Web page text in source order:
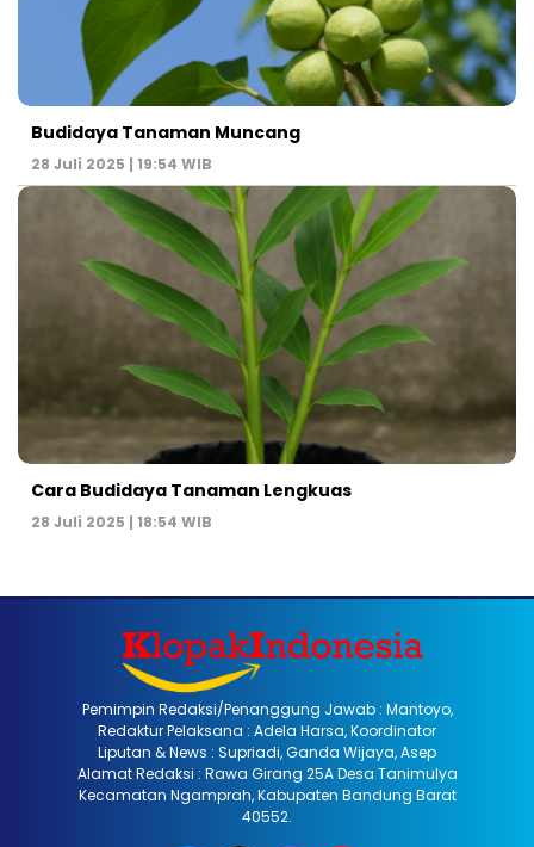
Budidaya Tanaman Muncang
28 Juli 2025 | 19:54 WIB
Cara Budidaya Tanaman Lengkuas
28 Juli 2025 | 18:54 WIB
Pemimpin Redaksi/Penanggung Jawab : Mantoyo,
Redaktur Pelaksana : Adela Harsa, Koordinator
Liputan & News : Supriadi, Ganda Wijaya, Asep
Alamat Redaksi : Rawa Girang 25A Desa Tanimulya
Kecamatan Ngamprah, Kabupaten Bandung Barat
40552.